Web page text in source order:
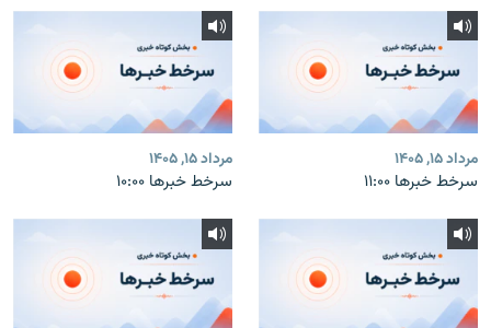
مرداد ۱۵, ۱۴۰۵
سرخط خبرها ۱۱:۰۰
مرداد ۱۵, ۱۴۰۵
سرخط خبرها ۱۰:۰۰